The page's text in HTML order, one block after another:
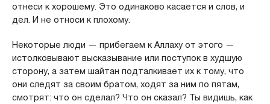
отнеси к хорошему. Это одинаково касается и слов, и
дел. И не относи к плохому.
Некоторые люди — прибегаем к Аллаху от этого —
истолковывают высказывание или поступок в худшую
сторону, а затем шайтан подталкивает их к тому, что
они следят за своим братом, ходят за ним по пятам,
смотрят: что он сделал? Что он сказал? Ты видишь, как